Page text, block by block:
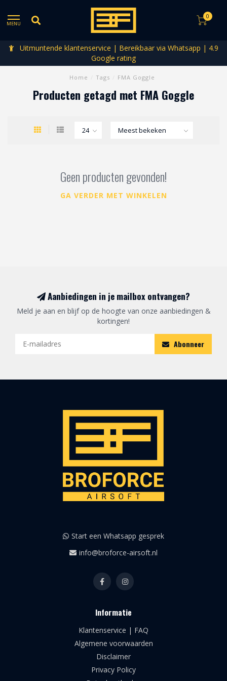
MENU
0
Uitmuntende klantenservice | Bereikbaar via Whatsapp | 4.9
Google rating
Home Tags FMA Goggle
Producten getagd met FMA Goggle
Geen producten gevonden!
GA VERDER MET WINKELEN
Aanbiedingen in je mailbox ontvangen?
Meld je aan en blijf op de hoogte van onze aanbiedingen &
kortingen!
Abonneer
Start een Whatsapp gesprek
info@broforce-airsoft.nl
Informatie
Klantenservice | FAQ
Algemene voorwaarden
Disclaimer
Privacy Policy